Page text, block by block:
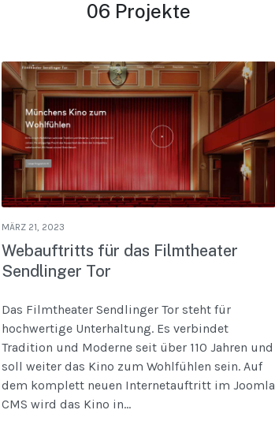
06 Projekte
MÄRZ 21, 2023
Webauftritts für das Filmtheater
Sendlinger Tor
Das Filmtheater Sendlinger Tor steht für
hochwertige Unterhaltung. Es verbindet
Tradition und Moderne seit über 110 Jahren und
soll weiter das Kino zum Wohlfühlen sein. Auf
dem komplett neuen Internetauftritt im Joomla
CMS wird das Kino in...